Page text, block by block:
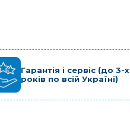
Гарантія і сервіс (до 3-х
років по всій Україні)